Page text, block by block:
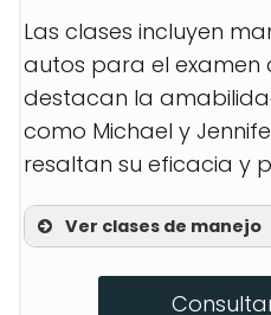
Las clases incluyen
autos para el examen
destacan la
como Michael y
resaltan su eficacia y
Ver clases de manejo